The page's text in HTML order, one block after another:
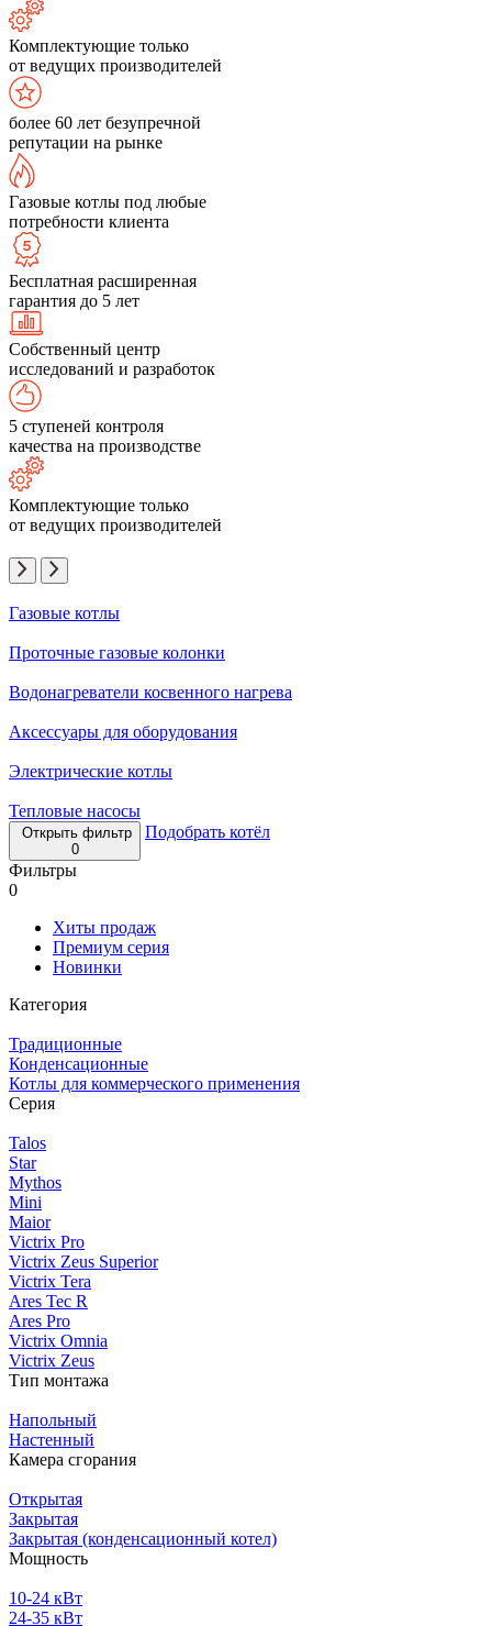
Комплектующие только
от ведущих производителей
более 60 лет безупречной
репутации на рынке
Газовые котлы под любые
потребности клиента
Бесплатная расширенная
гарантия до 5 лет
Собственный центр
исследований и разработок
5 ступеней контроля
качества на производстве
Комплектующие только
от ведущих производителей
Газовые котлы
Проточные газовые колонки
Водонагреватели косвенного нагрева
Аксессуары для оборудования
Электрические котлы
Тепловые насосы
Открыть фильтр
0
Подобрать котёл
Фильтры
0
Хиты продаж
Премиум серия
Новинки
Категория
Традиционные
Конденсационные
Котлы для коммерческого применения
Серия
Talos
Star
Mythos
Mini
Maior
Victrix Pro
Victrix Zeus Superior
Victrix Tera
Ares Tec R
Ares Pro
Victrix Omnia
Victrix Zeus
Тип монтажа
Напольный
Настенный
Камера сгорания
Открытая
Закрытая
Закрытая (конденсационный котел)
Мощность
10-24 кВт
24-35 кВт